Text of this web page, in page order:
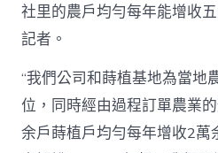
社里的農戶均勻每年能增收
記者。
“我們公司和蒔植基地為當地
位，同時經由過程訂單農業
余戶蒔植戶均勻每年增收2萬